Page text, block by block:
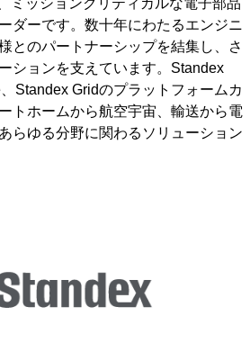
ダーです。数十年にわたるエンジニ
とのパートナーシップを結集し、さ
ションを支えています。Standex
Standex Gridのプラットフォームカ
トホームから航空宇宙、輸送から電
らゆる分野に関わるソリューション